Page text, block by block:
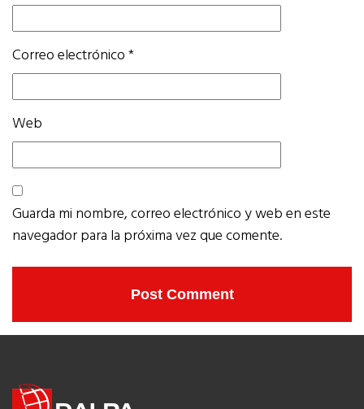
Correo electrónico*
Web
Guarda mi nombre, correo electrónico y web en este
navegador para la próxima vez que comente.